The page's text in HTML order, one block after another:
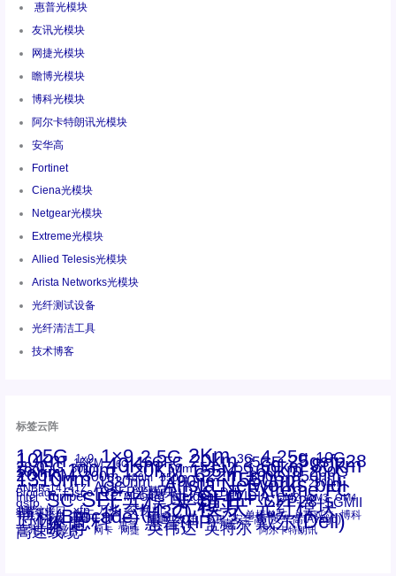
惠普光模块
友讯光模块
网捷光模块
瞻博光模块
博科光模块
阿尔卡特朗讯光模块
安华高
Fortinet
Ciena光模块
Netgear光模块
Extreme光模块
Allied Telesis光模块
Arista Networks光模块
光纤测试设备
光纤清洁工具
技术博客
标签云阵
1.25G 1x9 1×9 2.5G 2Km 3G 4.25g 10G
10km 15KM 16G 16GFC 20km 25GE 25gsfp28
28.05G 30km 40Km 50m 53.125G 60km 80km
100km 100m 120KM 155M 160km 200G
200KM 300m 400m 550m 622m 800G 850nm
1310nm 1330nm 1490nm 1550nm 2500m
ANBR-1414TZ AOC Arista Arista Networks bidi
Brocade Cisco CSFP光模块 DAC Dell Extreme FC
Intel Juniper LC MPO-LC Netgear NVIDIA OM2 OM3 OM4
qsfp SC SFF光模块 SFP+ SFP28 SGMII
st螺纹接口 xfp 万兆 交换机 光模块 光纤模块
千兆光模块 华三 华三(H3C) 华为 单模单芯 单模双芯 博科
博科(Brocade) 博通 友讯 多模 安华高 安华高(Avago)
工业级 思科 惠普 惠普(HP) 戴尔 戴尔(Dell)
百兆 瞻博 网卡 网捷 英伟达 英特尔 阿尔卡特朗讯
高速线缆